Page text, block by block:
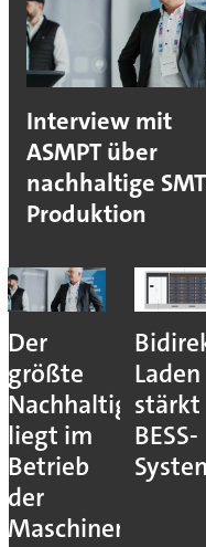
Interview mit
ASMPT über
nachhaltige
Produktion
Der
größte
liegt im
Betrieb
der
Maschinen
Laden
stärkt
BESS-